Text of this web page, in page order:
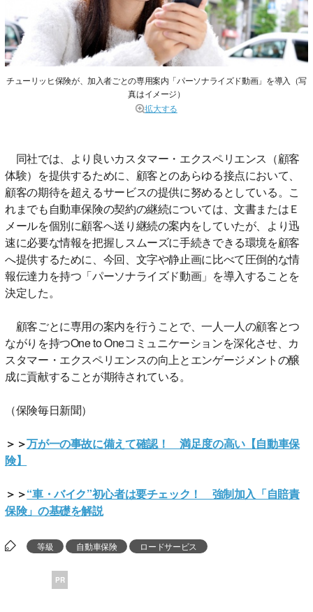
チューリッヒ保険が、加入者ごとの専用案内「パーソナライズド動画」を導入（写
真はイメージ）
拡大する
同社では、より良いカスタマー・エクスペリエンス（顧客
体験）を提供するために、顧客とのあらゆる接点において、
顧客の期待を超えるサービスの提供に努めるとしている。こ
れまでも自動車保険の契約の継続については、文書またはＥ
メールを個別に顧客へ送り継続の案内をしていたが、より迅
速に必要な情報を把握しスムーズに手続きできる環境を顧客
へ提供するために、今回、文字や静止画に比べて圧倒的な情
報伝達力を持つ「パーソナライズド動画」を導入することを
決定した。
顧客ごとに専用の案内を行うことで、一人一人の顧客とつ
ながりを持つOne to Oneコミュニケーションを深化させ、カ
スタマー・エクスペリエンスの向上とエンゲージメントの醸
成に貢献することが期待されている。
（保険毎日新聞）
＞＞万が一の事故に備えて確認！ 満足度の高い【自動車保
険】
＞＞“車・バイク”初心者は要チェック！ 強制加入「自賠責
保険」の基礎を解説
等級 自動車保険 ロードサービス
PR